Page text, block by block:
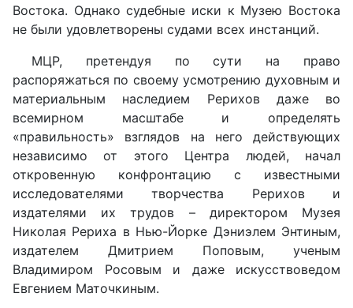
Востока. Однако судебные иски к Музею Востока
не были удовлетворены судами всех инстанций.
МЦР, претендуя по сути на право
распоряжаться по своему усмотрению духовным и
материальным наследием Рерихов даже во
всемирном масштабе и определять
«правильность» взглядов на него действующих
независимо от этого Центра людей, начал
откровенную конфронтацию с известными
исследователями творчества Рерихов и
издателями их трудов – директором Музея
Николая Рериха в Нью-Йорке Дэниэлем Энтиным,
издателем Дмитрием Поповым, ученым
Владимиром Росовым и даже искусствоведом
Евгением Маточкиным.